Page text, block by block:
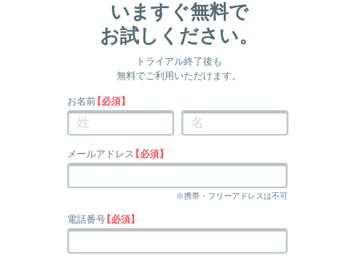
いますぐ無料で
お試しください。
トライアル終了後も
無料でご利用いただけます。
お名前【必須】
メールアドレス【必須】
※携帯・フリーアドレスは不可
電話番号【必須】